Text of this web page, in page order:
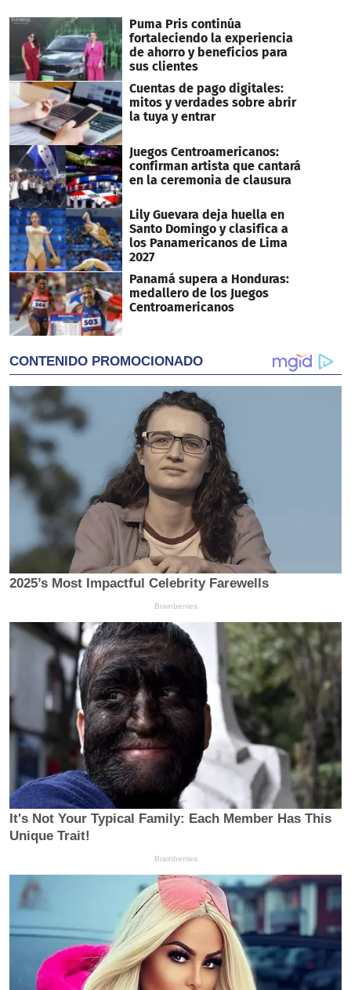
Puma Pris continúa
fortaleciendo la experiencia
de ahorro y beneficios para
sus clientes
Cuentas de pago digitales:
mitos y verdades sobre abrir
la tuya y entrar
Juegos Centroamericanos:
confirman artista que cantará
en la ceremonia de clausura
Lily Guevara deja huella en
Santo Domingo y clasifica a
los Panamericanos de Lima
2027
Panamá supera a Honduras:
medallero de los Juegos
Centroamericanos